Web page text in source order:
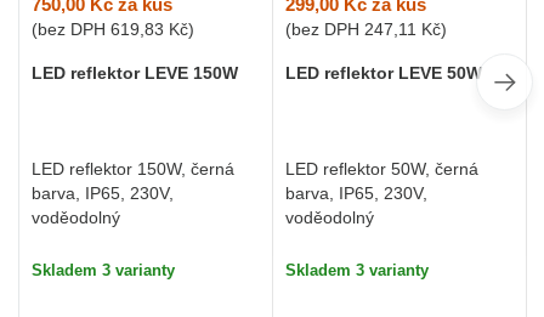
750,00 Kč za kus
(bez DPH 619,83 Kč)
LED reflektor LEVE 150W
LED reflektor 150W, černá
barva, IP65, 230V,
voděodolný
Skladem 3 varianty
299,00 Kč za kus
(bez DPH 247,11 Kč)
LED reflektor LEVE 50W
LED reflektor 50W, černá
barva, IP65, 230V,
voděodolný
Skladem 3 varianty